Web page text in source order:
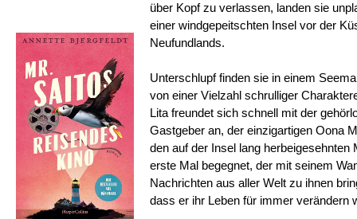
über Kopf zu verlassen, landen sie
einer windgepeitschten Insel vor der
Neufundlands.
Unterschlupf finden sie in einem
von einer Vielzahl schrulliger
Lita freundet sich schnell mit der
Gastgeber an, der einzigartigen Oona
den auf der Insel lang herbeigesehnten
erste Mal begegnet, der mit seinem
Nachrichten aus aller Welt zu ihnen
dass er ihr Leben für immer verändern